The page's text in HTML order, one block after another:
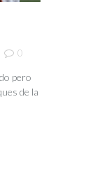
0
pero
de la